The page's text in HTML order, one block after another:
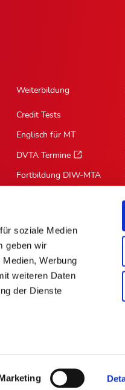
soziale Medien
geben wir
Werbung
weiteren Daten
der Dienste
Weiterbildung
Credit Tests
Englisch für MT
DVTA Termine
Fortbildung DIW-MTA